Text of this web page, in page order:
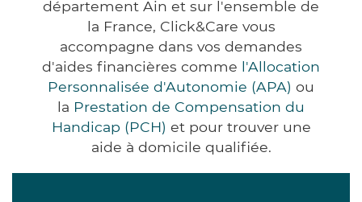
département Ain et sur l'ensemble de
la France, Click&Care vous
accompagne dans vos demandes
d'aides financières comme l'Allocation
Personnalisée d'Autonomie (APA) ou
la Prestation de Compensation du
Handicap (PCH) et pour trouver une
aide à domicile qualifiée.